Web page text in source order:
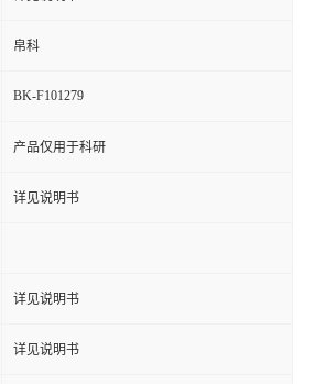
帛科
BK-F101279
产品仅用于科研
详见说明书
详见说明书
详见说明书